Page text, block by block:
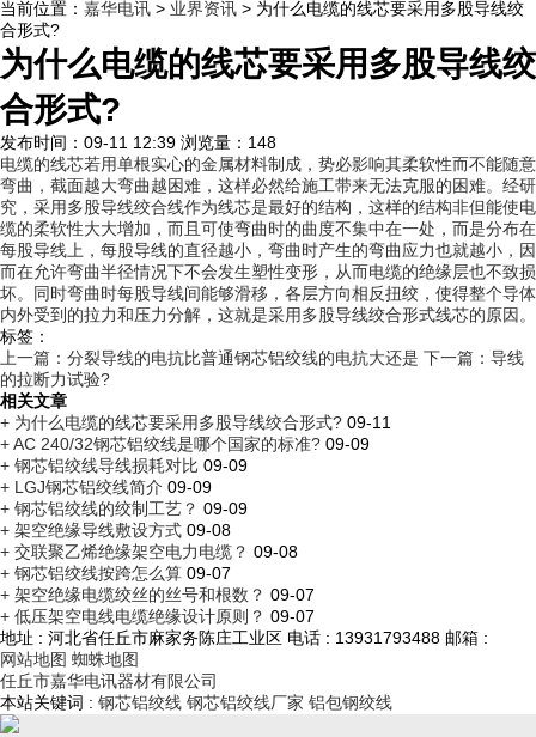
当前位置： 嘉华电讯 > 业界资讯 > 为什么电缆的线芯要采用多股导线绞
合形式?
为什么电缆的线芯要采用多股导线绞
合形式?
发布时间：09-11 12:39 浏览量：148
电缆的线芯若用单根实心的金属材料制成，势必影响其柔软性而不能随意
弯曲，截面越大弯曲越困难，这样必然给施工带来无法克服的困难。经研
究，采用多股导线绞合线作为线芯是最好的结构，这样的结构非但能使电
缆的柔软性大大增加，而且可使弯曲时的曲度不集中在一处，而是分布在
每股导线上，每股导线的直径越小，弯曲时产生的弯曲应力也就越小，因
而在允许弯曲半径情况下不会发生塑性变形，从而电缆的绝缘层也不致损
坏。同时弯曲时每股导线间能够滑移，各层方向相反扭绞，使得整个导体
内外受到的拉力和压力分解，这就是采用多股导线绞合形式线芯的原因。
标签：
上一篇：分裂导线的电抗比普通钢芯铝绞线的电抗大还是 下一篇：导线
的拉断力试验?
相关文章
+ 为什么电缆的线芯要采用多股导线绞合形式? 09-11
+ AC 240/32钢芯铝绞线是哪个国家的标准? 09-09
+ 钢芯铝绞线导线损耗对比 09-09
+ LGJ钢芯铝绞线简介 09-09
+ 钢芯铝绞线的绞制工艺？ 09-09
+ 架空绝缘导线敷设方式 09-08
+ 交联聚乙烯绝缘架空电力电缆？ 09-08
+ 钢芯铝绞线按跨怎么算 09-07
+ 架空绝缘电缆绞丝的丝号和根数？ 09-07
+ 低压架空电线电缆绝缘设计原则？ 09-07
地址 : 河北省任丘市麻家务陈庄工业区 电话 : 13931793488 邮箱 :
网站地图 蜘蛛地图
任丘市嘉华电讯器材有限公司
本站关键词 : 钢芯铝绞线 钢芯铝绞线厂家 铝包钢绞线